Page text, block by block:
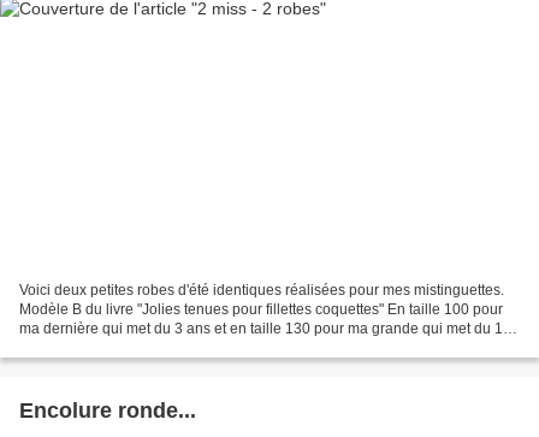
Voici deux petites robes d'été identiques réalisées pour mes mistinguettes.
Modèle B du livre "Jolies tenues pour fillettes coquettes" En taille 100 pour
ma dernière qui met du 3 ans et en taille 130 pour ma grande qui met du 12
Encolure ronde...